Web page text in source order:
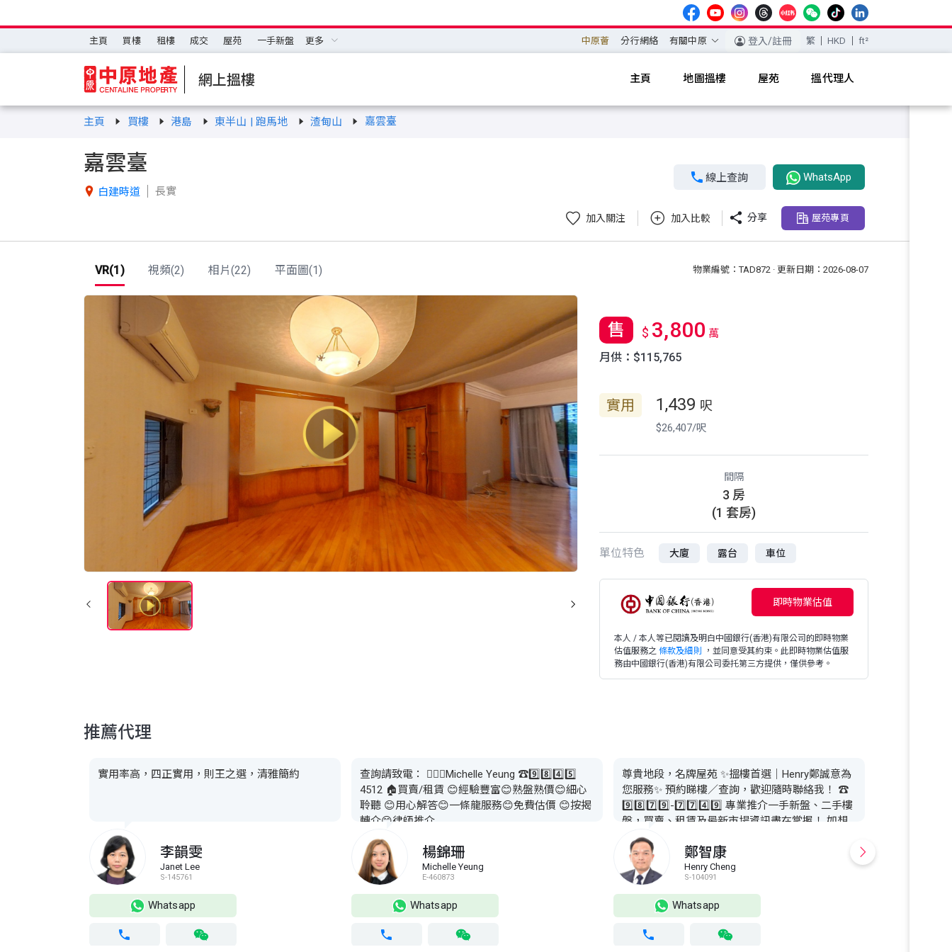
主頁 買樓 租樓 成交 屋苑 一手新盤 更多 中原薈 分行網絡 有關中原 登入/註冊 繁 HKD ft²
網上搵樓 主頁 地圖搵樓 屋苑 搵代理人
主頁 買樓 港島 東半山 | 跑馬地 渣甸山 嘉雲臺
嘉雲臺
 白建時道 長實
 線上查詢 WhatsApp
加入關注 加入比較  分享 屋苑專頁
VR(1) 視頻(2) 相片(22) 平面圖(1) 物業編號：TAD872 · 更新日期：2026-08-07
售 $ 3,800 萬
月供：$115,765
實用 1,439 呎
$26,407/呎
間隔
3 房
(1 套房)
單位特色 大廈 露台 車位
即時物業估值
本人 / 本人等已閱讀及明白中國銀行(香港)有限公司的即時物業
估值服務之 條款及細則
，並同意受其約束。此即時物業估值服
務由中國銀行(香港)有限公司委托第三方提供，僅供參考。
推薦代理
實用率高，四正實用，則王之選，清雅簡約
李韻雯
Janet Lee
S-145761
Whatsapp
查詢請致電： 👱🏻‍♀️Michelle Yeung ☎️9️⃣8️⃣4️⃣5️⃣
4512 🏠買賣/租賃 😊經驗豐富😊熟盤熟價😊細心
聆聽 😊用心解答😊一條龍服務😊免費估價 😊按揭
轉介😊律師推介
楊錦珊
Michelle Yeung
E-460873
Whatsapp
尊貴地段，名牌屋苑 ✨搵樓首選｜Henry鄭誠意為
您服務✨ 預約睇樓／查詢，歡迎隨時聯絡我！ ☎️
9️⃣8️⃣7️⃣9️⃣-7️⃣7️⃣4️⃣9️⃣ 專業推介一手新盤、二手樓
盤，買賣、租賃及最新市場資訊盡在掌握！ 如想
了解更多筍盤或地產動向，隨時搵我，細心為您跟
進！💁‍♂️
鄭智康
Henry Cheng
S-104091
Whatsapp